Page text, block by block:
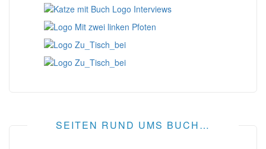
SEITEN RUND UMS BUCH…